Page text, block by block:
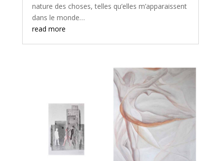
nature des choses, telles qu’elles m’apparaissent
dans le monde…
read more